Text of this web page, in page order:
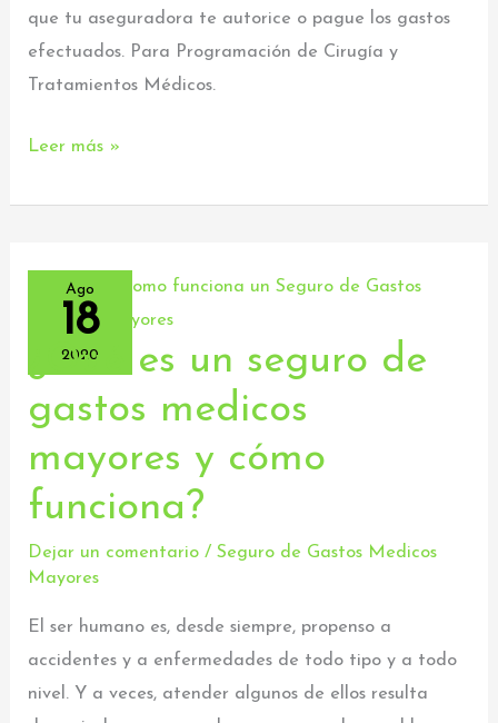
que tu aseguradora te autorice o pague los gastos
efectuados. Para Programación de Cirugía y
Tratamientos Médicos.
Leer más »
Ago
18
2020
¿Qué es un seguro de
gastos medicos
mayores y cómo
funciona?
Dejar un comentario /Seguro de Gastos Medicos
Mayores
El ser humano es, desde siempre, propenso a
accidentes y a enfermedades de todo tipo y a todo
nivel. Y a veces, atender algunos de ellos resulta
¿Qué
un
seguro
de
gastos
medicos
mayores
y
cómo
funciona?